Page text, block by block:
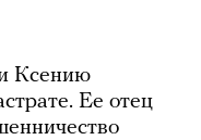
Ксению
Ее отец